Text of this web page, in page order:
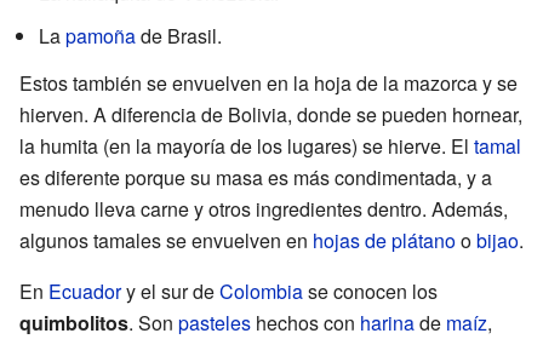
Lapamoñade Brasil.
Estos también se envuelven en la hoja de la mazorca y se
hierven. A diferencia de Bolivia, donde se pueden hornear,
la humita (en la mayoría de los lugares) se hierve. El tamal
es diferente porque su masa es más condimentada, y a
menudo lleva carne y otros ingredientes dentro. Además,
algunos tamales se envuelven en hojas de plátanoobijao.
En Ecuadory el sur deColombiase conocen los
quimbolitos. Son pasteles hechos con harinade maíz,